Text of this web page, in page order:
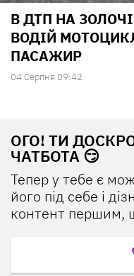
В ДТП НА
ВОДІЙ
ПАСАЖИР
04 Серпня 09:42
ОГО! ТИ
ЧАТБОТА 😏
Тепер у тебе є
його під себе і
контент першим,